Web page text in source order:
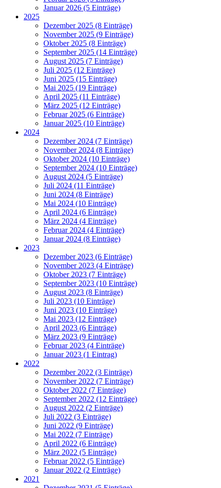
Januar 2026 (5 Einträge)
2025
Dezember 2025 (8 Einträge)
November 2025 (9 Einträge)
Oktober 2025 (8 Einträge)
September 2025 (14 Einträge)
August 2025 (7 Einträge)
Juli 2025 (12 Einträge)
Juni 2025 (15 Einträge)
Mai 2025 (19 Einträge)
April 2025 (11 Einträge)
März 2025 (12 Einträge)
Februar 2025 (6 Einträge)
Januar 2025 (10 Einträge)
2024
Dezember 2024 (7 Einträge)
November 2024 (8 Einträge)
Oktober 2024 (10 Einträge)
September 2024 (10 Einträge)
August 2024 (5 Einträge)
Juli 2024 (11 Einträge)
Juni 2024 (8 Einträge)
Mai 2024 (10 Einträge)
April 2024 (6 Einträge)
März 2024 (4 Einträge)
Februar 2024 (4 Einträge)
Januar 2024 (8 Einträge)
2023
Dezember 2023 (6 Einträge)
November 2023 (4 Einträge)
Oktober 2023 (7 Einträge)
September 2023 (10 Einträge)
August 2023 (8 Einträge)
Juli 2023 (10 Einträge)
Juni 2023 (10 Einträge)
Mai 2023 (12 Einträge)
April 2023 (6 Einträge)
März 2023 (9 Einträge)
Februar 2023 (4 Einträge)
Januar 2023 (1 Eintrag)
2022
Dezember 2022 (3 Einträge)
November 2022 (7 Einträge)
Oktober 2022 (7 Einträge)
September 2022 (12 Einträge)
August 2022 (2 Einträge)
Juli 2022 (3 Einträge)
Juni 2022 (9 Einträge)
Mai 2022 (7 Einträge)
April 2022 (6 Einträge)
März 2022 (5 Einträge)
Februar 2022 (5 Einträge)
Januar 2022 (2 Einträge)
2021